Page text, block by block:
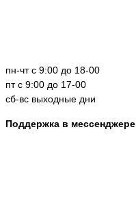
пн-чт с 9:00 до 18-00
пт с 9:00 до 17-00
сб-вс выходные дни
Поддержка в мессенджере